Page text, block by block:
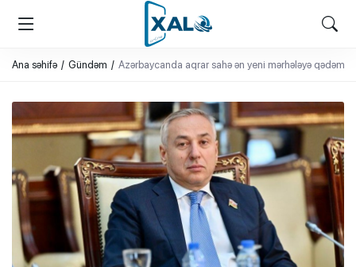
XALQ.ONLINE
ONLAYN PLATFORMA
Ana səhifə Gündəm Azərbaycanda aqrar sahə ən yeni mərhələyə qədəm